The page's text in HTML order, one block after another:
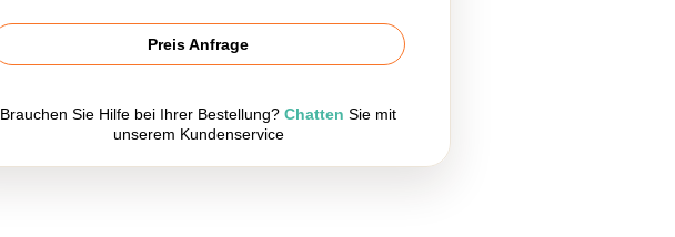
Preis Anfrage
Brauchen Sie Hilfe bei Ihrer Bestellung? Chatten Sie mit
unserem Kundenservice